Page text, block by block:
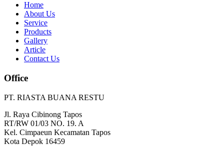
Home
About Us
Service
Products
Gallery
Article
Contact Us
Office
PT. RIASTA BUANA RESTU
Jl. Raya Cibinong Tapos
RT/RW 01/03 NO. 19. A
Kel. Cimpaeun Kecamatan Tapos
Kota Depok 16459